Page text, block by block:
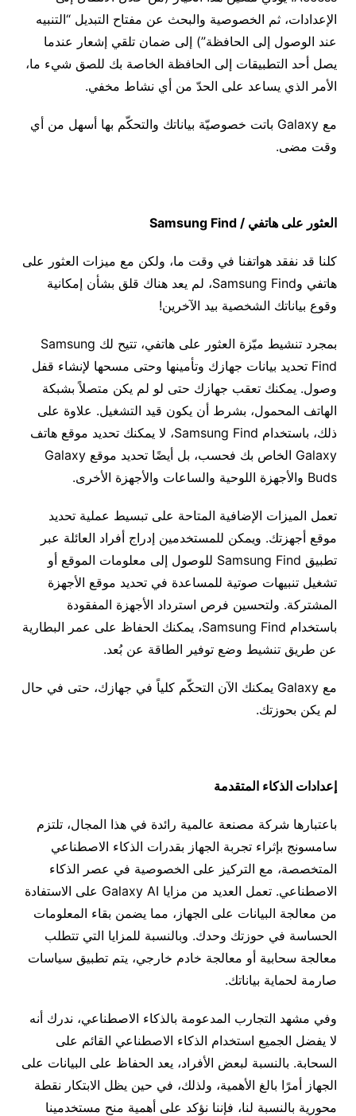
الإعدادات، ثم الخصوصية والبحث عن مفتاح التبديل “التنبيه
عند الوصول إلى الحافظة”) إلى ضمان تلقي إشعار عندما
يصل أحد التطبيقات إلى الحافظة الخاصة بك للصق شيء ما،
الأمر الذي يساعد على الحدّ من أي نشاط مخفي.
مع Galaxy باتت خصوصيّة بياناتك والتحكّم بها أسهل من أي
وقت مضى.
العثور على هاتفي / Samsung Find
كلنا قد نفقد هواتفنا في وقت ما، ولكن مع ميزات العثور على
هاتفي وSamsung Find، لم يعد هناك قلق بشأن إمكانية
وقوع بياناتك الشخصية بيد الآخرين!
بمجرد تنشيط ميّزة العثور على هاتفي، تتيح لك Samsung
Find تحديد بيانات جهازك وتأمينها وحتى مسحها لإنشاء قفل
وصول. يمكنك تعقب جهازك حتى لو لم يكن متصلاً بشبكة
الهاتف المحمول، بشرط أن يكون قيد التشغيل. علاوة على
ذلك، باستخدام Samsung Find، لا يمكنك تحديد موقع هاتف
Galaxy الخاص بك فحسب، بل أيضًا تحديد موقع Galaxy
Buds والأجهزة اللوحية والساعات والأجهزة الأخرى.
تعمل الميزات الإضافية المتاحة على تبسيط عملية تحديد
موقع أجهزتك. ويمكن للمستخدمين إدراج أفراد العائلة عبر
تطبيق Samsung Find للوصول إلى معلومات الموقع أو
تشغيل تنبيهات صوتية للمساعدة في تحديد موقع الأجهزة
المشتركة. ولتحسين فرص استرداد الأجهزة المفقودة
باستخدام Samsung Find، يمكنك الحفاظ على عمر البطارية
عن طريق تنشيط وضع توفير الطاقة عن بُعد.
مع Galaxy يمكنك الآن التحكّم كلياً في جهازك، حتى في حال
لم يكن بحوزتك.
إعدادات الذكاء المتقدمة
باعتبارها شركة مصنعة عالمية رائدة في هذا المجال، تلتزم
سامسونج بإثراء تجربة الجهاز بقدرات الذكاء الاصطناعي
المتخصصة، مع التركيز على الخصوصية في عصر الذكاء
الاصطناعي. تعمل العديد من مزايا Galaxy AI على الاستفادة
من معالجة البيانات على الجهاز، مما يضمن بقاء المعلومات
الحساسة في حوزتك وحدك. وبالنسبة للمزايا التي تتطلب
معالجة سحابية أو معالجة خادم خارجي، يتم تطبيق سياسات
صارمة لحماية بياناتك.
وفي مشهد التجارب المدعومة بالذكاء الاصطناعي، ندرك أنه
لا يفضل الجميع استخدام الذكاء الاصطناعي القائم على
السحابة. بالنسبة لبعض الأفراد، يعد الحفاظ على البيانات على
الجهاز أمرًا بالغ الأهمية، ولذلك، في حين يظل الابتكار نقطة
محورية بالنسبة لنا، فإننا نؤكد على أهمية منح مستخدمينا